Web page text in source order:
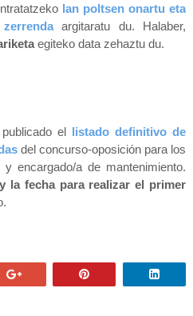
lan poltsen onartu eta
argitaratu du. Halaber,
egiteko data zehaztu du.
el listado definitivo de
del concurso-oposición para los
encargado/a de mantenimiento.
la fecha para realizar el primer